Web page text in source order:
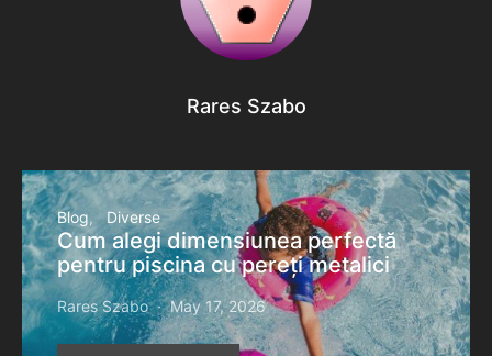
Rares Szabo
Blog Diverse
Cum alegi dimensiunea perfectă
pentru piscina cu pereți metalici
Rares Szabo May 17, 2026